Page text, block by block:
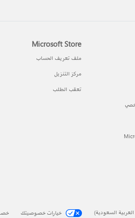
Microsoft Store
ملف تعريف الحساب
مركز التنزيل
تعقب الطلب
العربية السعودية) خيارات خصوصيتك